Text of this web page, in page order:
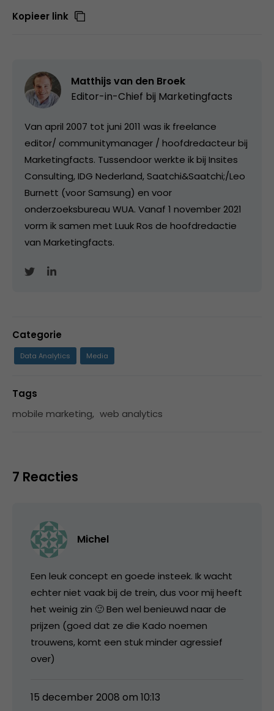
Kopieer link
Matthijs van den Broek
Editor-in-Chief bij Marketingfacts
Van april 2007 tot juni 2011 was ik freelance
editor/ communitymanager / hoofdredacteur bij
Marketingfacts. Tussendoor werkte ik bij Insites
Consulting, IDG Nederland, Saatchi&Saatchi;/Leo
Burnett (voor Samsung) en voor
onderzoeksbureau WUA. Vanaf 1 november 2021
vorm ik samen met Luuk Ros de hoofdredactie
van Marketingfacts.
Categorie
Data Analytics Media
Tags
mobile marketing, web analytics
7 Reacties
Michel
Een leuk concept en goede insteek. Ik wacht
echter niet vaak bij de trein, dus voor mij heeft
het weinig zin 🙂 Ben wel benieuwd naar de
prijzen (goed dat ze die Kado noemen
trouwens, komt een stuk minder agressief
over)
15 december 2008 om 10:13